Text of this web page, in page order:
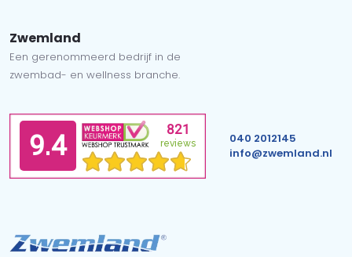
Zwemland
Een gerenommeerd bedrijf in de
zwembad- en wellness branche.
040 2012145
info@zwemland.nl